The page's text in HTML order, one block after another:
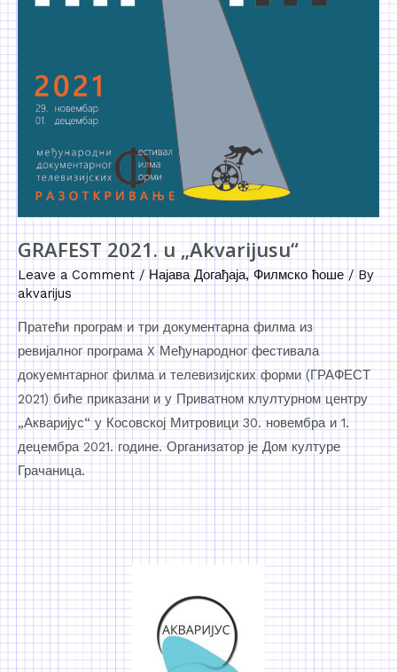
GRAFEST 2021. u „Akvarijusu“
Leave a Comment / Најава Догађаја, Филмско ћоше / By
akvarijus
Пратећи програм и три документарна филма из
ревијалног програма X Међународног фестивала
докуемнтарног филма и телевизијских форми (ГРАФЕСТ
2021) биће приказани и у Приватном клултурном центру
„Акваријус“ у Косовској Митровици 30. новембра и 1.
децембра 2021. године. Организатор је Дом културе
Грачаница.